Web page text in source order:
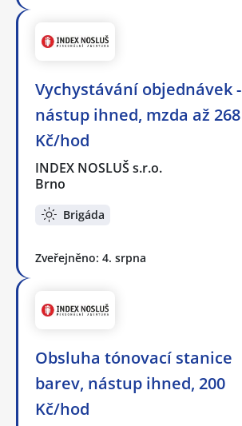
Vychystávání objednávek -
nástup ihned, mzda až 268
Kč/hod
INDEX NOSLUŠ s.r.o.
Brno
Brigáda
Zveřejněno: 4. srpna
Obsluha tónovací stanice
barev, nástup ihned, 200
Kč/hod